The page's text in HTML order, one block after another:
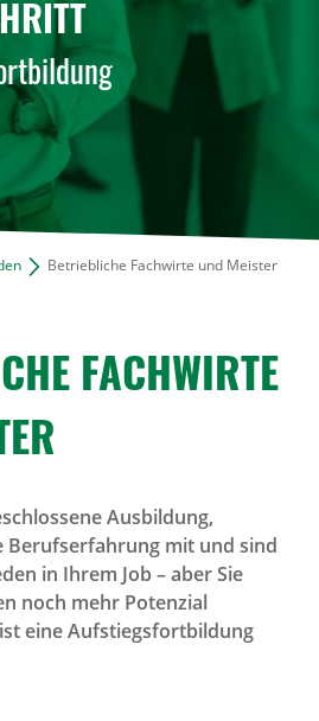
Betriebliche Fachwirte und Meister
FACH­WIRTE
Ausbildung,
Berufserfahrung mit und sind
in Ihrem Job – aber Sie
noch mehr Potenzial
eine Aufstiegsfortbildung